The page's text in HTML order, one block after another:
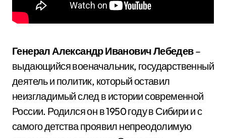
Генерал Александр Иванович Лебедев–
выдающийся военачальник, государственный
деятель и политик, который оставил
неизгладимый след в истории современной
России. Родился он в 1950 году в Сибири и с
самого детства проявил непреодолимую